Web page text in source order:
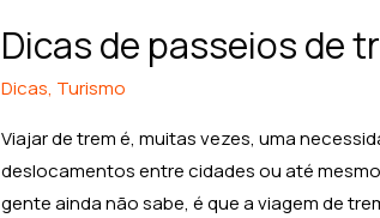
Dicas de passeios de
Dicas, Turismo
Viajar de trem é, muitas vezes, uma
deslocamentos entre cidades ou até
gente ainda não sabe, é que a viagem de